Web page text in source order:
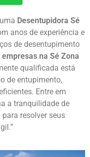
Desentupidora Sé
anos de experiência e
de desentupimento
empresas na Sé Zona
qualificada está
de entupimento,
Entre em
a tranquilidade de
resolver seus